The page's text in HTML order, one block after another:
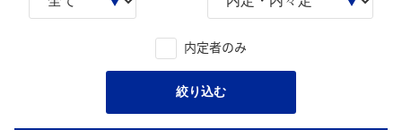
内定者のみ
絞り込む